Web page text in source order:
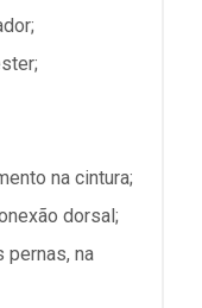
na cintura;
dorsal;
pernas, na